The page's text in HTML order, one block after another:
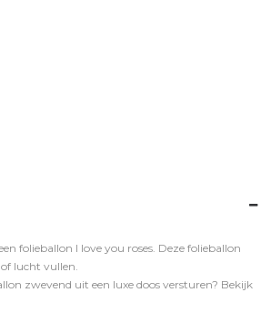
folieballon I love you roses. Deze folieballon
lucht vullen.
zwevend uit een luxe doos versturen? Bekijk